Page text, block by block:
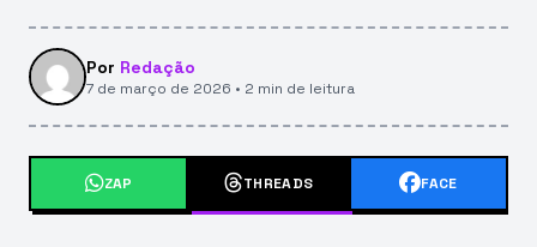
Por Redação
7 de março de 2026 • 2 min de leitura
ZAP THREADS FACE